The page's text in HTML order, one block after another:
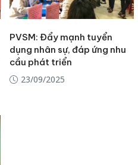
PVSM: Đẩy mạnh tuyển
dụng nhân sự, đáp ứng nhu
cầu phát triển
23/09/2025